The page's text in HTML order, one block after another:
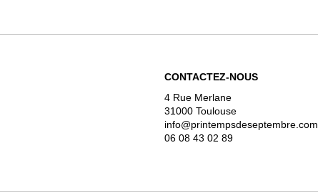
CONTACTEZ-NOUS
4 Rue Merlane
31000 Toulouse
info@printempsdeseptembre.com
06 08 43 02 89